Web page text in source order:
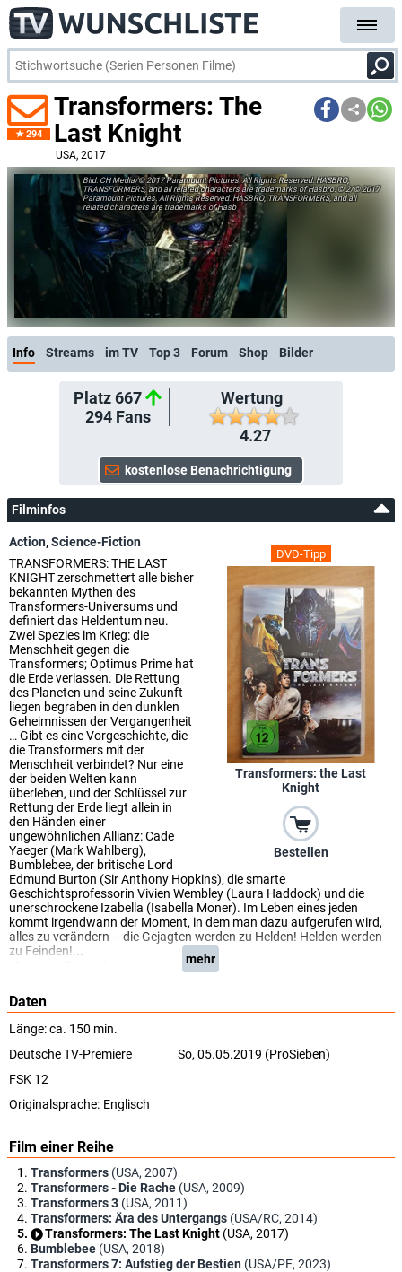
294
Transformers: The
Last Knight
USA, 2017
CH Media/© 2017 Paramount Pictures. All Rights Reserved. HASBRO,
TRANSFORMERS, and all related characters are trademarks of Hasbro. © 2/© 2017
Paramount Pictures. All Rights Reserved. HASBRO, TRANSFORMERS, and all
related characters are trademarks of Hasb
Info Streams im TV Top 3 Forum Shop Bilder
Platz 667
294Fans
Wertung
4.27
Filminfos
DVD-Tipp
Transformers: the Last
Knight
Bestellen
Action,Science-Fiction
TRANSFORMERS: THE LAST
KNIGHT zerschmettert alle bisher
bekannten Mythen des
Transformers-Universums und
definiert das Heldentum neu.
Zwei Spezies im Krieg: die
Menschheit gegen die
Transformers; Optimus Prime hat
die Erde verlassen. Die Rettung
des Planeten und seine Zukunft
liegen begraben in den dunklen
Geheimnissen der Vergangenheit
… Gibt es eine Vorgeschichte, die
die Transformers mit der
Menschheit verbindet? Nur eine
der beiden Welten kann
überleben, und der Schlüssel zur
Rettung der Erde liegt allein in
den Händen einer
ungewöhnlichen Allianz: Cade
Yaeger (Mark Wahlberg),
Bumblebee, der britische Lord
Edmund Burton (Sir Anthony Hopkins), die smarte
Geschichtsprofessorin Vivien Wembley (Laura Haddock) und die
unerschrockene Izabella (Isabella Moner). Im Leben eines jeden
kommt irgendwann der Moment, in dem man dazu aufgerufen wird,
alles zu verändern – die Gejagten werden zu Helden! Helden werden
zu Feinden!...
mehr
Daten
Länge: ca. 150 min.
Deutsche TV-Premiere
So, 05.05.2019 (ProSieben)
FSK 12
Originalsprache: Englisch
Film einer Reihe
Transformers (USA, 2007)
Transformers - Die Rache (USA, 2009)
Transformers 3 (USA, 2011)
Transformers: Ära des Untergangs (USA/RC, 2014)
Transformers: The Last Knight (USA, 2017)
Bumblebee (USA, 2018)
Transformers 7: Aufstieg der Bestien (USA/PE, 2023)